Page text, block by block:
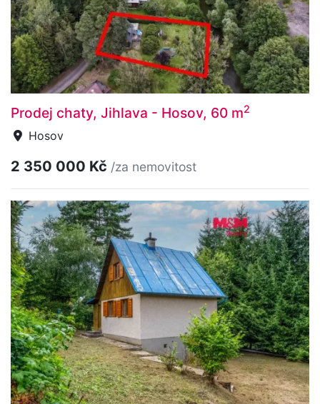
Prodej chaty, Jihlava - Hosov, 60 m2
Hosov
2 350 000 Kč /za nemovitost